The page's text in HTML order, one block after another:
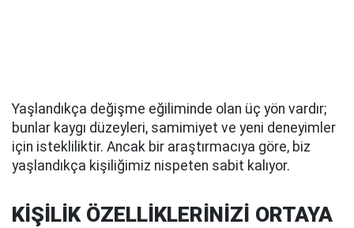
Yaşlandıkça değişme eğiliminde olan üç yön vardır;
bunlar kaygı düzeyleri, samimiyet ve yeni deneyimler
için istekliliktir. Ancak bir araştırmacıya göre, biz
yaşlandıkça kişiliğimiz nispeten sabit kalıyor.
KİŞİLİK ÖZELLİKLERİNİZİ ORTAYA